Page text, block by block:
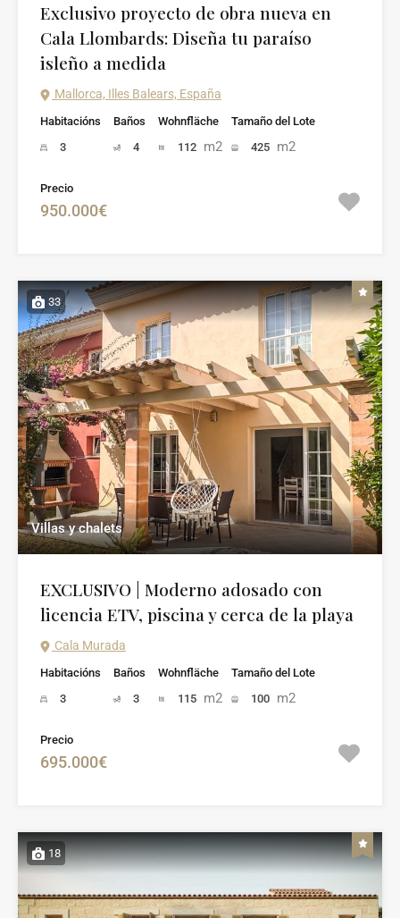
Exclusivo proyecto de obra nueva en
Cala Llombards: Diseña tu paraíso
isleño a medida
Mallorca, Illes Balears, España
Habitacións
3
Baños
4
Wohnfläche
112 m2
Tamaño del Lote
425 m2
Precio
950.000€
33
Villas y chalets
EXCLUSIVO | Moderno adosado con
licencia ETV, piscina y cerca de la playa
Cala Murada
Habitacións
3
Baños
3
Wohnfläche
115 m2
Tamaño del Lote
100 m2
Precio
695.000€
18